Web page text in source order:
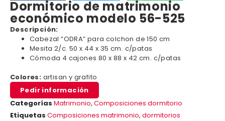
Dormitorio de matrimonio
económico modelo 56-525
Descripción:
Cabezal “ODRA” para colchon de 150 cm
Mesita 2/c. 50 x 44 x 35 cm. c/patas
Cómoda 4 cajones 80 x 88 x 42 cm. c/patas
Colores: artisan y grafito
Pedir información
Categorías Matrimonio, Composiciones dormitorio
Etiquetas Composiciones matrimonio, dormitorios